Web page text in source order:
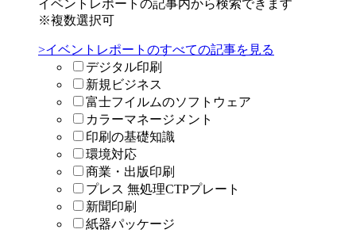
イベントレポートの記事内から検索できます
※複数選択可
>イベントレポートのすべての記事を見る
デジタル印刷
新規ビジネス
富士フイルムのソフトウェア
カラーマネージメント
印刷の基礎知識
環境対応
商業・出版印刷
プレス 無処理CTPプレート
新聞印刷
紙器パッケージ